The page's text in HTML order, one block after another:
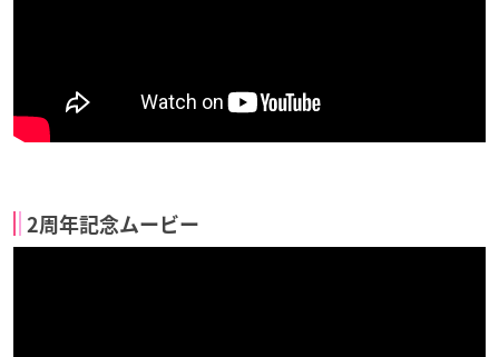
2周年記念ムービー